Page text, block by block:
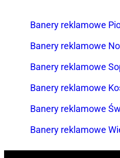
Banery reklamowe
Banery reklamowe
Banery reklamowe
Banery reklamowe
Banery reklamowe
Banery reklamowe